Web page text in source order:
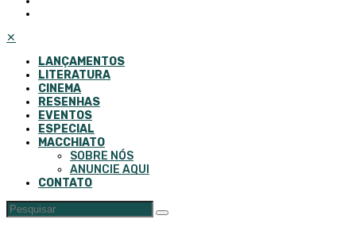
✕
LANÇAMENTOS
LITERATURA
CINEMA
RESENHAS
EVENTOS
ESPECIAL
MACCHIATO
SOBRE NÓS
ANUNCIE AQUI
CONTATO